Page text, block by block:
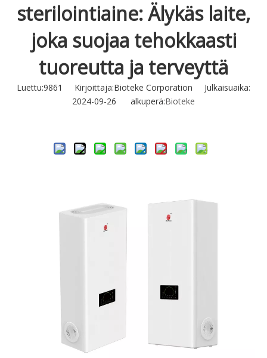
sterilointiaine: Älykäs laite,
joka suojaa tehokkaasti
tuoreutta ja terveyttä
Luettu:9861
Kirjoittaja:Bioteke Corporation Julkaisuaika:
2024-09-26 alkuperä:Bioteke